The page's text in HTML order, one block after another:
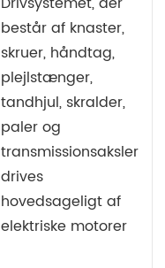
består af knaster,
skruer, håndtag,
plejlstænger,
tandhjul, skralder,
paler og
transmissionsaksler
drives
hovedsageligt af
elektriske motorer